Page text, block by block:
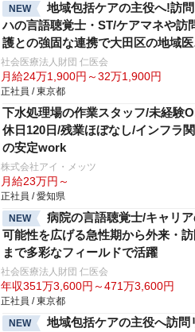
NEW
地域包括ケアの主役へ!訪問
ハの言語聴覚士・ST/ケアマネや訪
護との強固な連携で大田区の地域医
に貢献病院発信の安心体制
社会医療法人財団 仁医会
月給24万1,900円～32万1,900円
正社員 / 東京都
下水処理場の作業スタッフ/未経験
休日120日/残業ほぼなし/インフラ
の安定work
株式会社アイ・メッツ
月給23万円～
正社員 / 愛知県
NEW
病院の言語聴覚士/キャリ
可能性を広げる急性期から外来・訪
まで多彩なフィールドで活躍
社会医療法人財団 仁医会
年収351万3,600円～471万3,600円
正社員 / 東京都
NEW
地域包括ケアの主役へ訪問